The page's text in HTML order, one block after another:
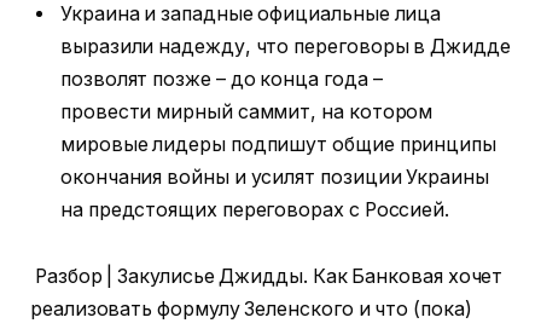
Украина и западные официальные лица
выразили надежду, что переговоры в Джидде
позволят позже – до конца года –
провести мирный саммит, на котором
мировые лидеры подпишут общие принципы
окончания войны и усилят позиции Украины
на предстоящих переговорах с Россией.
Разбор | Закулисье Джидды. Как Банковая хочет
реализовать формулу Зеленского и что (пока)